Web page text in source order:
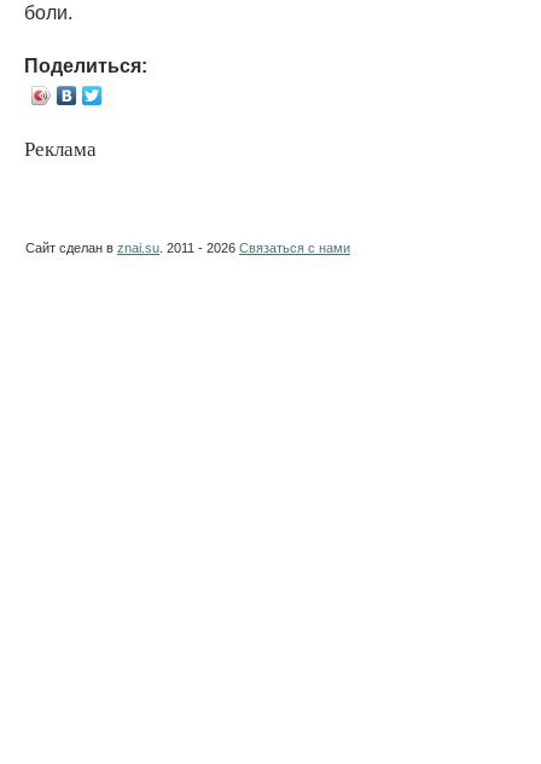
боли.
Поделиться:
Реклама
Сайт сделан в znai.su . 2011 - 2026 Связаться с нами